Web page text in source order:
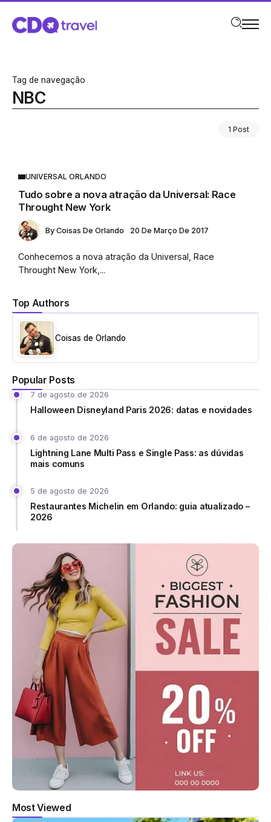
Tag de navegação
NBC
1 Post
Top Authors
Coisas de Orlando
Popular Posts
7 de agosto de 2026
Halloween Disneyland Paris 2026: datas e novidades
6 de agosto de 2026
Lightning Lane Multi Pass e Single Pass: as dúvidas
mais comuns
5 de agosto de 2026
Restaurantes Michelin em Orlando: guia atualizado –
2026
UNIVERSAL ORLANDO
Tudo sobre a nova atração da Universal: Race
Throught New York
By Coisas De Orlando 20 De Março De 2017
Conhecemos a nova atração da Universal, Race
Throught New York,...
Most Viewed